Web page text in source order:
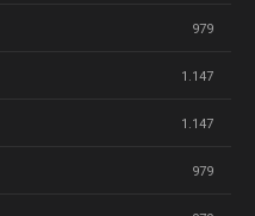
979
1.147
1.147
979